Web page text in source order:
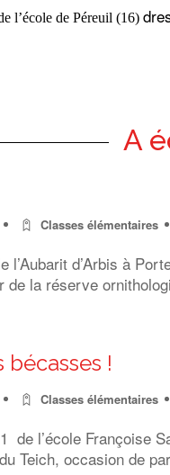
l’école de Péreuil (16)
A
Classes élémentaires
l’Aubarit d’Arbis à
de la réserve
bécasses !
Classes élémentaires
de l’école Françoise
Teich, occasion de